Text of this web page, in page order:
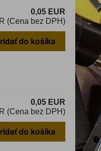
0,05 EUR
(Cena bez DPH)
do košíka
0,05 EUR
(Cena bez DPH)
do košíka